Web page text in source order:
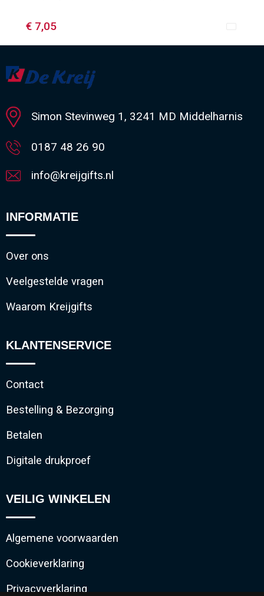
€ 7,05
Minimale afname: 1.032
Simon Stevinweg 1, 3241 MD Middelharnis
0187 48 26 90
info@kreijgifts.nl
INFORMATIE
Over ons
Veelgestelde vragen
Waarom Kreijgifts
KLANTENSERVICE
Contact
Bestelling & Bezorging
Betalen
Digitale drukproef
VEILIG WINKELEN
Algemene voorwaarden
Cookieverklaring
Privacyverklaring